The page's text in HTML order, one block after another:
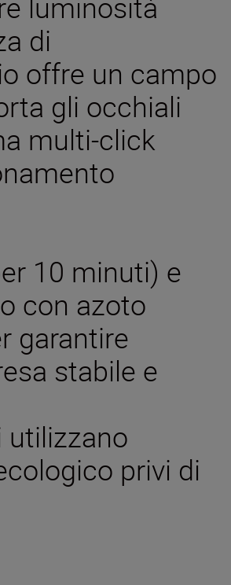
di
offre un campo
gli occhiali
multi-click
10 minuti) e
con azoto
garantire
stabile e
utilizzano
privi di